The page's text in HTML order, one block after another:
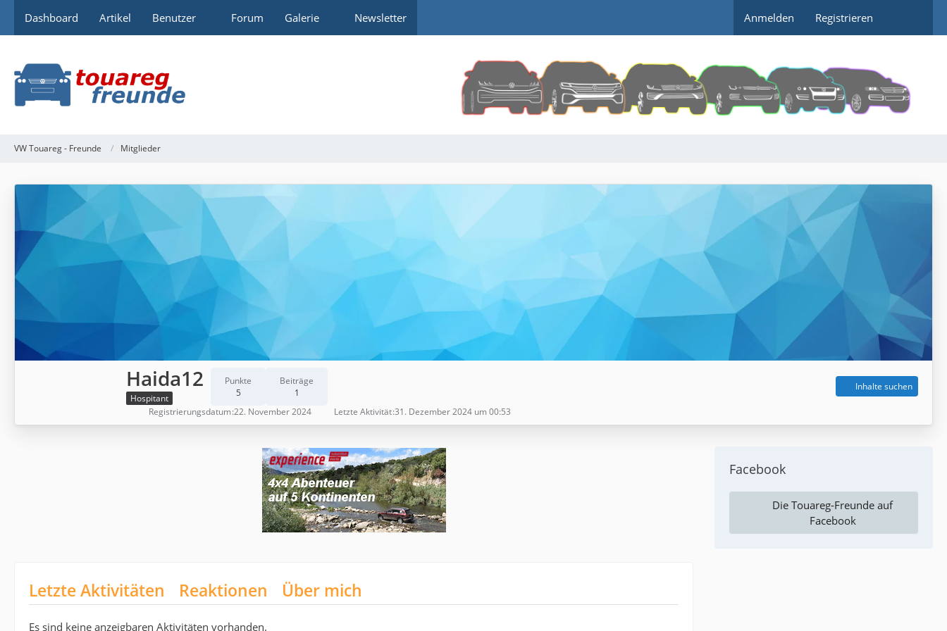
Dashboard Artikel Benutzer Forum Galerie Newsletter Anmelden Registrieren
VW Touareg - Freunde Mitglieder
Haida12
Hospitant
Punkte
5
Beiträge
1
Inhalte suchen
Registrierungsdatum 22. November 2024 Letzte Aktivität 31. Dezember 2024 um 00:53
Letzte Aktivitäten Reaktionen Über mich
Es sind keine anzeigbaren Aktivitäten vorhanden.
Facebook
Die Touareg-Freunde auf
Facebook